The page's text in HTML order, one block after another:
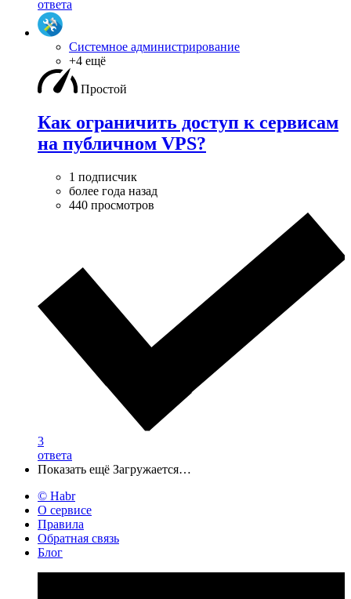
ответа
Системное администрирование
+4 ещё
Простой
Как ограничить доступ к сервисам
на публичном VPS?
1 подписчик
более года назад
440 просмотров
3
ответа
Показать ещё Загружается…
© Habr
О сервисе
Правила
Обратная связь
Блог